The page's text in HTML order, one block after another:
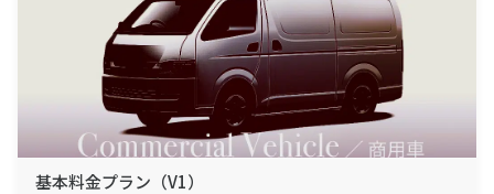
基本料金プラン（V1）